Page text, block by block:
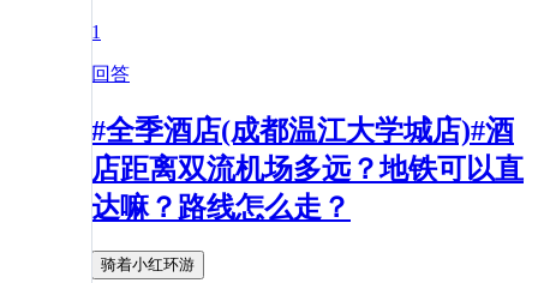
1
回答
#全季酒店(成都温江大学城店)#酒
店距离双流机场多远？地铁可以直
达嘛？路线怎么走？
骑着小红环游